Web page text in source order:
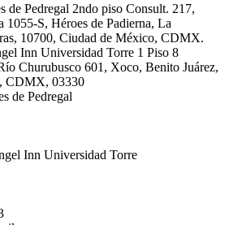
de Pedregal 2ndo piso Consult. 217,
1055-S, Héroes de Padierna, La
10700, Ciudad de México, CDMX.
Inn Universidad Torre 1 Piso 8
Churubusco 601, Xoco, Benito Juárez,
CDMX, 03330
de Pedregal
Inn Universidad Torre